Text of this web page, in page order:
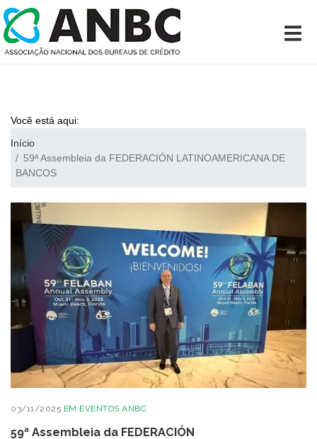
Você está aqui:
Início
59ª Assembleia da FEDERACIÓN LATINOAMERICANA DE
BANCOS
03/11/2025 EM EVENTOS ANBC
59ª Assembleia da FEDERACIÓN